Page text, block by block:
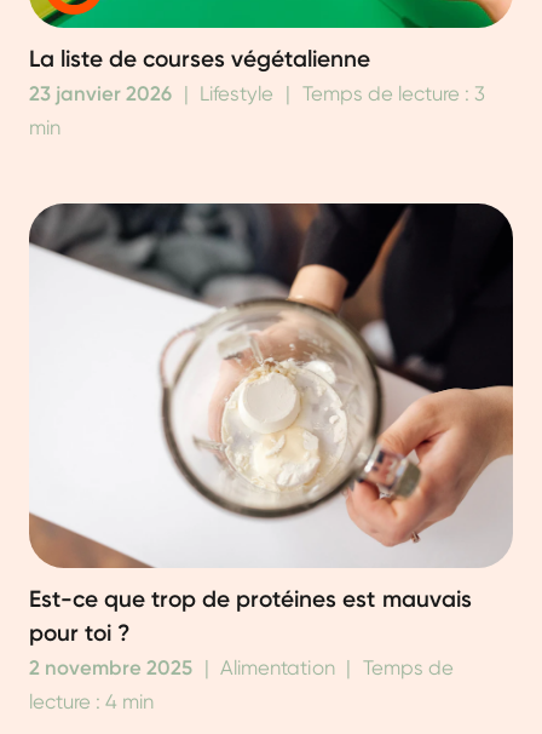
La liste de courses végétalienne
23 janvier 2026 Lifestyle
Temps de lecture : 3
min
Est-ce que trop de protéines est mauvais
pour toi ?
2 novembre 2025 | Alimentation | Temps de
lecture : 4 min